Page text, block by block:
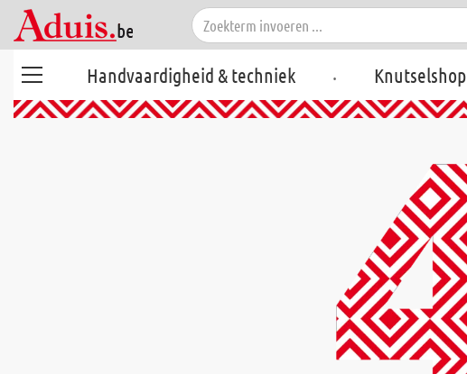
Handvaardigheid & techniek . Knutselshop